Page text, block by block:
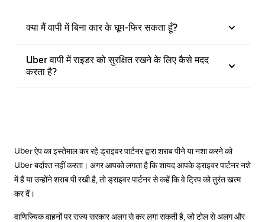
क्या मैं वापी में बिना कार के घूम-फिर सकता हूँ?
Uber वापी में राइडर को सुरक्षित रखने के लिए कैसे मदद
करता है?
Uber ऐप का इस्तेमाल कर रहे ड्राइवर पार्टनर द्वारा शराब पीने या नशा करने को
Uber बर्दाश्त नहीं करता। अगर आपको लगता है कि शायद आपके ड्राइवर पार्टनर नशे
में हैं या उन्होंने शराब पी रखी है, तो ड्राइवर पार्टनर से कहें कि वे ट्रिप को तुरंत खत्म
कर दें।
वाणिज्यिक वाहनों पर राज्य सरकार अलग से कर लगा सकती है, जो टोल से अलग और